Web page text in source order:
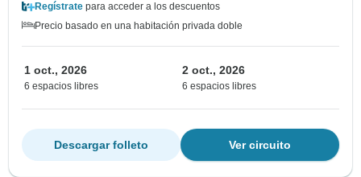
Regístrate para acceder a los descuentos
Precio basado en una habitación privada doble
1 oct., 2026
6 espacios libres
2 oct., 2026
6 espacios libres
Ver circuito
Descargar folleto